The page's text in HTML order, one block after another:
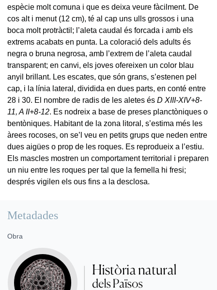
espècie molt comuna i que es deixa veure fàcilment. De
cos alt i menut (12 cm), té al cap uns ulls grossos i una
boca molt protràctil; l’aleta caudal és forcada i amb els
extrems acabats en punta. La coloració dels adults és
negra o bruna negrosa, amb l’extrem de l’aleta caudal
transparent; en canvi, els joves ofereixen un color blau
anyil brillant. Les escates, que són grans, s’estenen pel
cap, i la línia lateral, dividida en dues parts, en conté entre
28 i 30. El nombre de radis de les aletes és D XIII-XIV+8-
11, A II+8-12. Es nodreix a base de preses planctòniques o
bentòniques. Habitant de la zona litoral, s’estima més les
àrees rocoses, on se’l veu en petits grups que neden entre
dues aigües o prop de les roques. Es reprodueix a l’estiu.
Els mascles mostren un comportament territorial i preparen
un niu entre les roques per tal que la femella hi fresi;
després vigilen els ous fins a la desclosa.
Metadades
Obra